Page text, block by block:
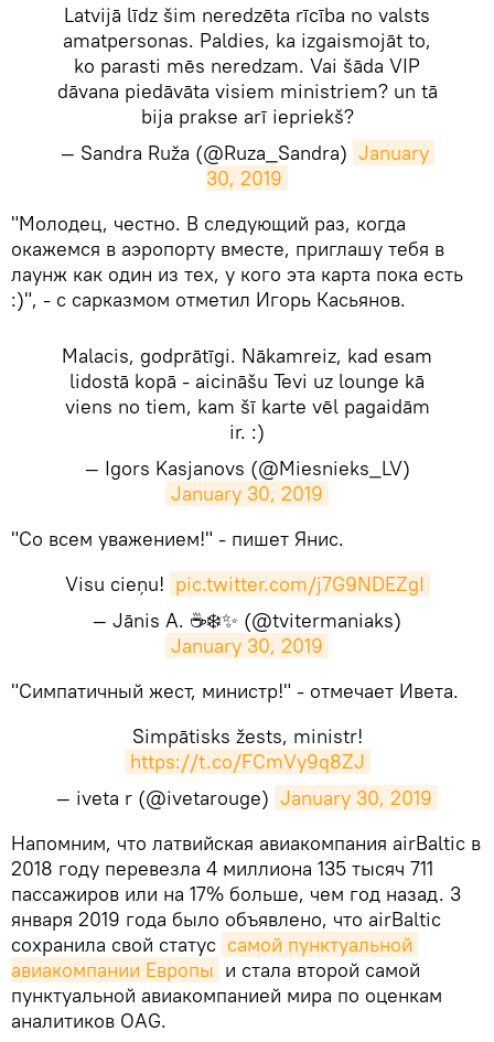
Latvijā līdz šim neredzēta rīcība no valsts
amatpersonas. Paldies, ka izgaismojāt to,
ko parasti mēs neredzam. Vai šāda VIP
dāvana piedāvāta visiem ministriem? un tā
bija prakse arī iepriekš?
— Sandra Ruža (@Ruza_Sandra) January
30, 2019
​"Молодец, честно. В следующий раз, когда
окажемся в аэропорту вместе, приглашу тебя в
лаунж как один из тех, у кого эта карта пока есть
:)", - с сарказмом отметил Игорь Касьянов.
Malacis, godprātīgi. Nākamreiz, kad esam
lidostā kopā - aicināšu Tevi uz lounge kā
viens no tiem, kam šī karte vēl pagaidām
ir. :)
— Igors Kasjanovs (@Miesnieks_LV)
January 30, 2019
​"Со всем уважением!" - пишет Янис.
Visu cieņu! pic.twitter.com/j7G9NDEZgI
— Jānis A. ☕❄️✨ (@tvitermaniaks)
January 30, 2019
​"Симпатичный жест, министр!" - отмечает Ивета.
Simpātisks žests, ministr!
https://t.co/FCmVy9q8ZJ
— iveta r (@ivetarouge) January 30, 2019
​Напомним, что латвийская авиакомпания airBaltic в
2018 году перевезла 4 миллиона 135 тысяч 711
пассажиров или на 17% больше, чем год назад. 3
января 2019 года было объявлено, что airBaltic
сохранила свой статус самой пунктуальной
авиакомпании Европы и стала второй самой
пунктуальной авиакомпанией мира по оценкам
аналитиков OAG.